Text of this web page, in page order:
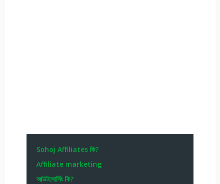
Sohoj Affiliates কি?
Affiliate marketing
আউটসোর্সিং কি?